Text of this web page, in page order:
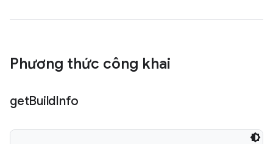
Phương thức công khai
getBuildInfo